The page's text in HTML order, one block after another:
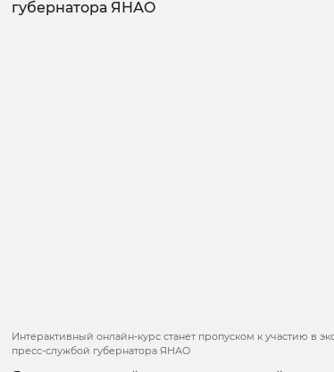
Интерактивный онлайн-курс станет пропуском к участию в
пресс-службой губернатора ЯНАО